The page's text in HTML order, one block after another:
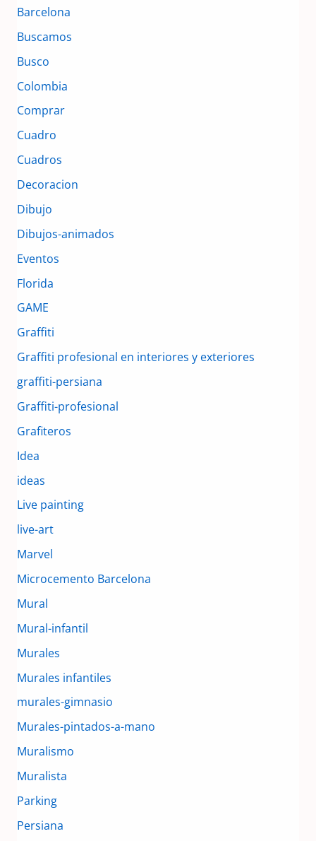
Barcelona
Buscamos
Busco
Colombia
Comprar
Cuadro
Cuadros
Decoracion
Dibujo
Dibujos-animados
Eventos
Florida
GAME
Graffiti
Graffiti profesional en interiores y exteriores
graffiti-persiana
Graffiti-profesional
Grafiteros
Idea
ideas
Live painting
live-art
Marvel
Microcemento Barcelona
Mural
Mural-infantil
Murales
Murales infantiles
murales-gimnasio
Murales-pintados-a-mano
Muralismo
Muralista
Parking
Persiana